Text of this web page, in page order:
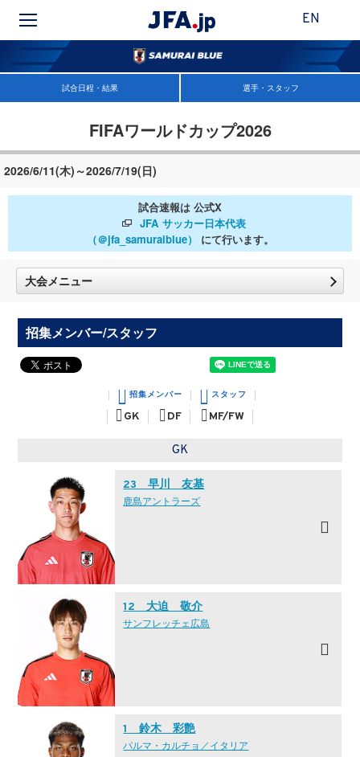
EN
試合日程・結果 選手・スタッフ
FIFAワールドカップ2026
2026/6/11(木)～2026/7/19(日)
試合速報は 公式X
JFA サッカー日本代表
（＠jfa_samuraiblue）
にて行います。
大会メニュー
招集メンバー/スタッフ
招集メンバー スタッフ
GK DF MF/FW
GK
23 早川 友基
鹿島アントラーズ
12 大迫 敬介
サンフレッチェ広島
1 鈴木 彩艶
パルマ・カルチョ／イタリア